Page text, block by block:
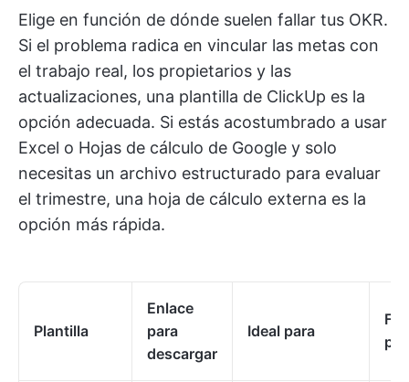
Elige en función de dónde suelen fallar tus OKR.
Si el problema radica en vincular las metas con
el trabajo real, los propietarios y las
actualizaciones, una plantilla de ClickUp es la
opción adecuada. Si estás acostumbrado a usar
Excel o Hojas de cálculo de Google y solo
necesitas un archivo estructurado para evaluar
el trimestre, una hoja de cálculo externa es la
opción más rápida.
Plantilla
Enlace
para
descargar
Ideal para